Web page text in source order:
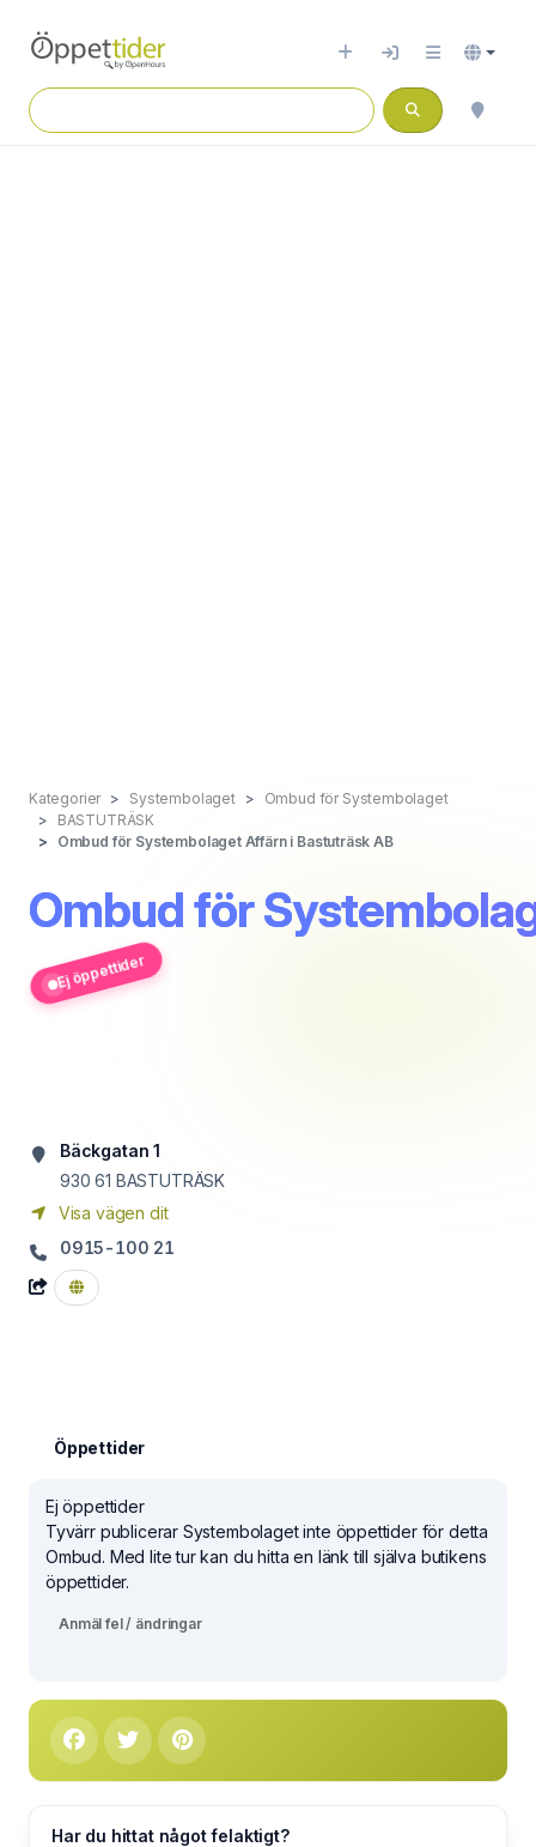
Kategorier Systembolaget
Ombud för Systembolaget
BASTUTRÄSK
Ombud för Systembolaget Affärn i Bastuträsk AB
Ombud för
Ej öppettider
Bäckgatan 1
930 61 BASTUTRÄSK
Visa vägen dit
0915-100 21
Öppettider
Ej öppettider
Tyvärr publicerar Systembolaget inte öppettider för detta
Ombud. Med lite tur kan du hitta en länk till själva butikens
öppettider.
Anmäl fel / ändringar
Har du hittat något felaktigt?